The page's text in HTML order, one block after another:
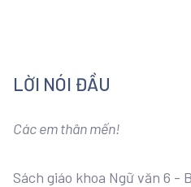
LỜI NÓI ĐẦU
Các em thân mến!
Sách giáo khoa Ngữ văn 6